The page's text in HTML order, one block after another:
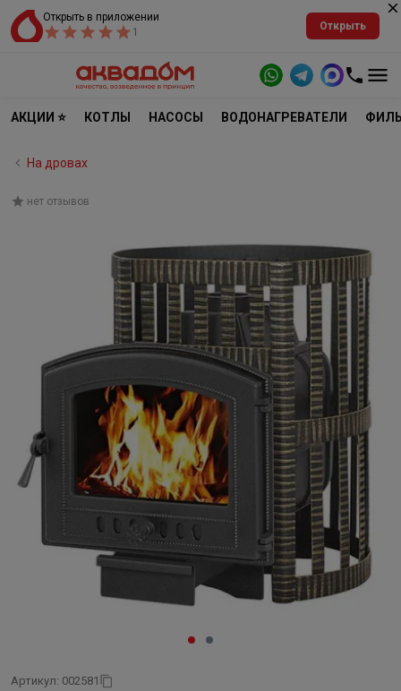
Открыть в приложении
1
Открыть
АКЦИИ ⭐ КОТЛЫ НАСОСЫ ВОДОНАГРЕВАТЕЛИ
На дровах
нет отзывов
Артикул: 002581